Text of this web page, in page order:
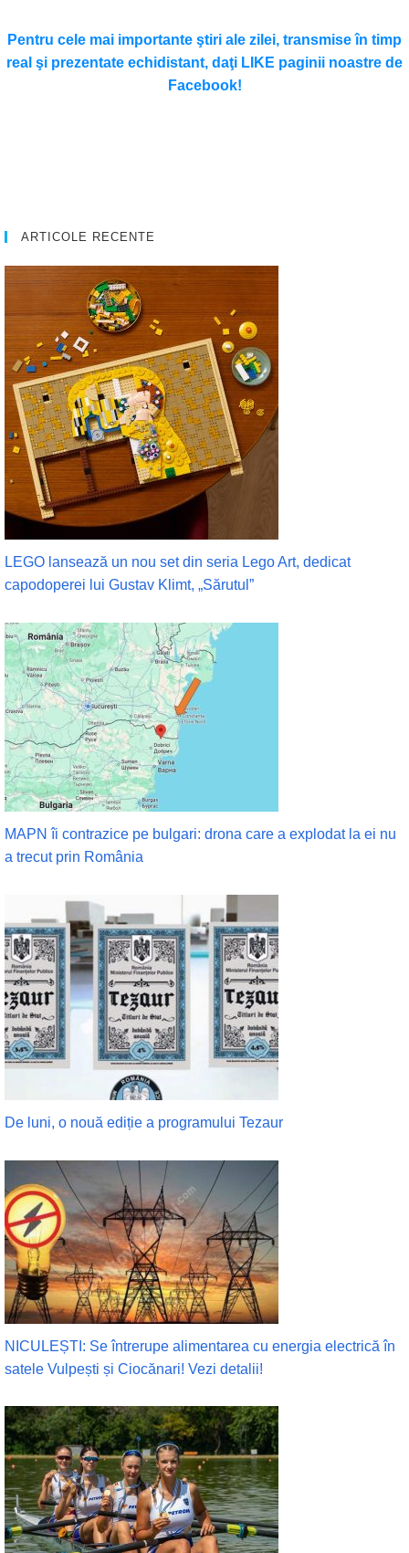
Pentru cele mai importante ştiri ale zilei, transmise în timp
real şi prezentate echidistant, daţi LIKE paginii noastre de
Facebook!
ARTICOLE RECENTE
LEGO lansează un nou set din seria Lego Art, dedicat
capodoperei lui Gustav Klimt, „Sărutul”
MAPN îi contrazice pe bulgari: drona care a explodat la ei nu
a trecut prin România
De luni, o nouă ediție a programului Tezaur
NICULEȘTI: Se întrerupe alimentarea cu energia electrică în
satele Vulpești și Ciocănari! Vezi detalii!